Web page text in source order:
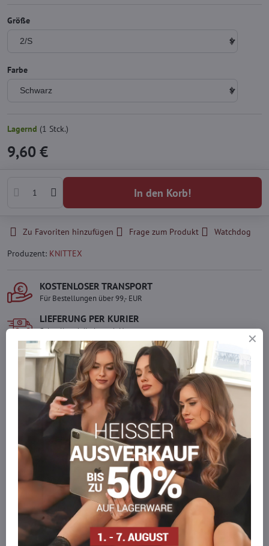
Größe
Farbe
Lagernd (1 Stck.)
9,60 €
In den Korb!
Zu Favoriten hinzufügen Frage zum Produkt
Watchdog
Produzent: KNITTEX
KOSTENLOSER TRANSPORT
Für Bestellungen über 99,- EUR
LIEFERUNG PER KURIER
Schnell und direkt nach Hause.
SICHERE ZAHLUNGEN
Gesicherte Online-Zahlungen
Ware auf Lager
Wir versenden sofort
Werden Sie Teil von everlady
Werden Sie Teil von everlady und genießen Sie einen
5 %
Mitgliedervorteilbei jedem Einkauf.
Der Vorteil wird automatisch im Warenkorb angewendet.
Möchten Sie mehr bestellen, als wir
auf Lager haben?
Zögern Sie nicht, uns zu kontaktieren, wir füllen die Ware für Sie
wieder auf!